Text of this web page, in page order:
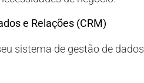
e Relações (CRM)
sistema de gestão de